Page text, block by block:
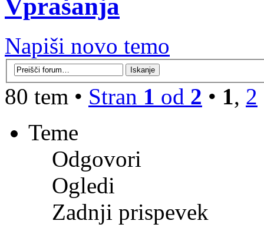
Vprašanja
Napiši novo temo
80 tem • Stran 1 od 2 • 1, 2
Teme
Odgovori
Ogledi
Zadnji prispevek